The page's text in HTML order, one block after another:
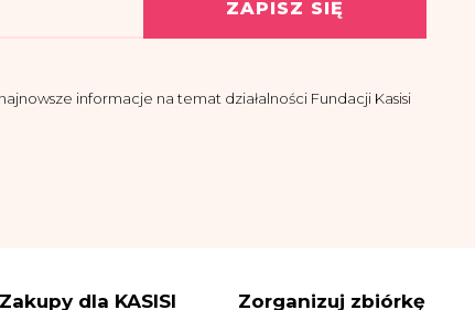
ZAPISZ SIĘ
informacje na temat działalności Fundacji Kasisi
Zakupy dla KASISI Zorganizuj zbiórkę